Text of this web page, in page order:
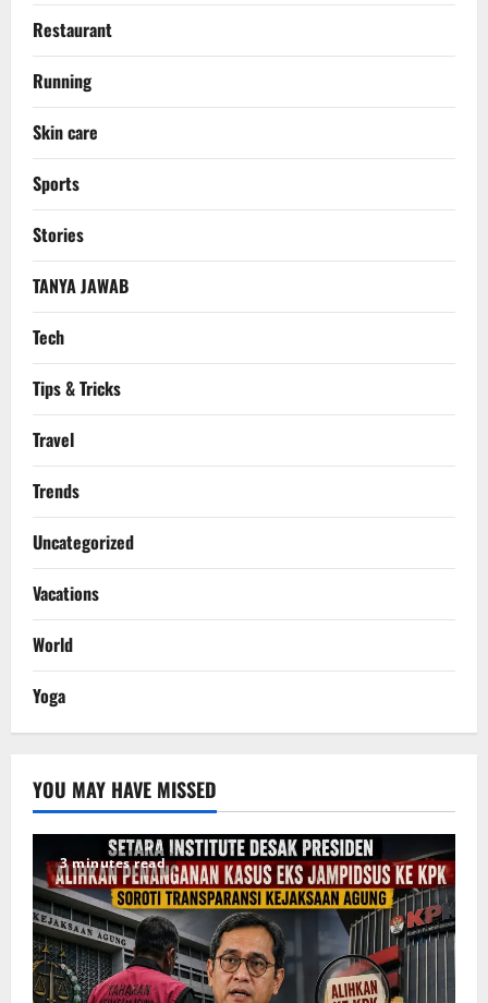
Restaurant
Running
Skin care
Sports
Stories
TANYA JAWAB
Tech
Tips & Tricks
Travel
Trends
Uncategorized
Vacations
World
Yoga
YOU MAY HAVE MISSED
3 minutes read